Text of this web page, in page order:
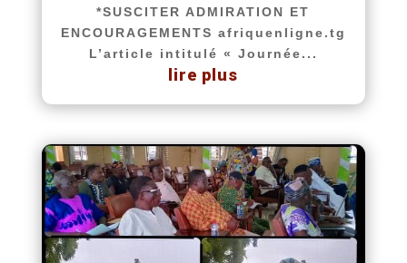
*SUSCITER ADMIRATION ET
ENCOURAGEMENTS afriquenligne.tg
L’article intitulé « Journée...
lire plus